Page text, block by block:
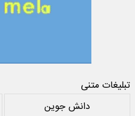
تبلیغات متنی
دانش جوین